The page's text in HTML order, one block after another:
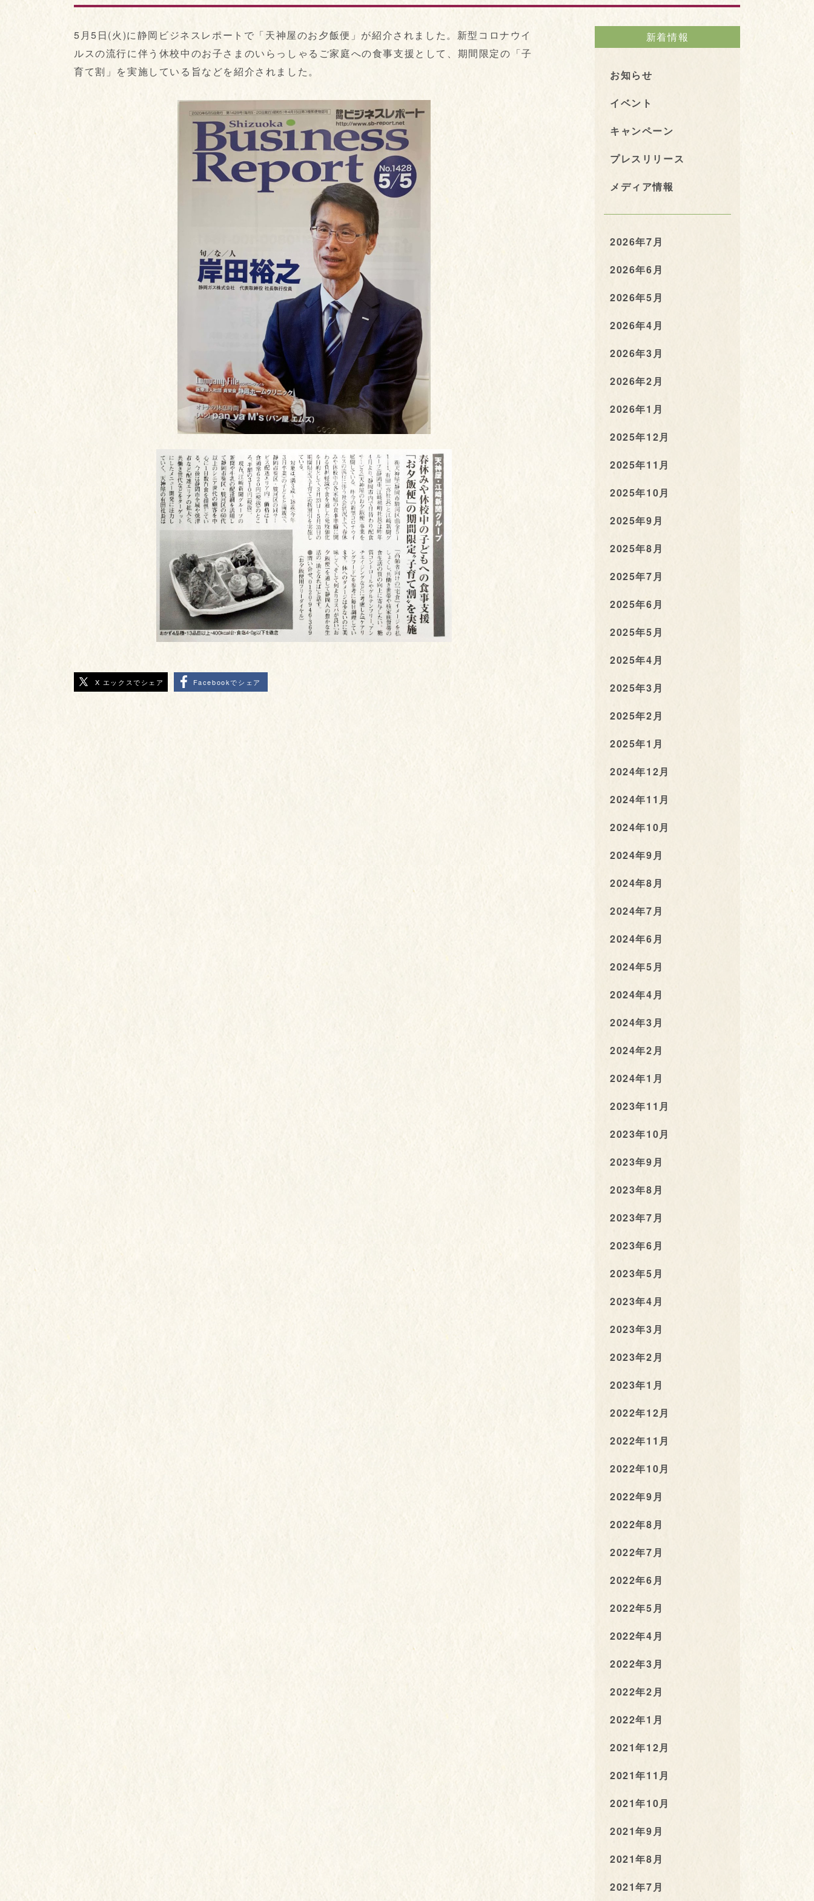
5月5日(火)に静岡ビジネスレポートで「天神屋のお夕飯便」が紹介されました。新型コロナウイ
ルスの流行に伴う休校中のお子さまのいらっしゃるご家庭への食事支援として、期間限定の「子
育て割」を実施している旨などを紹介されました。
X エックスでシェア Facebookでシェア
新着情報
お知らせ
イベント
キャンペーン
プレスリリース
メディア情報
2026年7月
2026年6月
2026年5月
2026年4月
2026年3月
2026年2月
2026年1月
2025年12月
2025年11月
2025年10月
2025年9月
2025年8月
2025年7月
2025年6月
2025年5月
2025年4月
2025年3月
2025年2月
2025年1月
2024年12月
2024年11月
2024年10月
2024年9月
2024年8月
2024年7月
2024年6月
2024年5月
2024年4月
2024年3月
2024年2月
2024年1月
2023年11月
2023年10月
2023年9月
2023年8月
2023年7月
2023年6月
2023年5月
2023年4月
2023年3月
2023年2月
2023年1月
2022年12月
2022年11月
2022年10月
2022年9月
2022年8月
2022年7月
2022年6月
2022年5月
2022年4月
2022年3月
2022年2月
2022年1月
2021年12月
2021年11月
2021年10月
2021年9月
2021年8月
2021年7月